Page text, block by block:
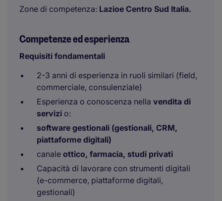
Zone di competenza: Lazioe Centro Sud Italia.
Competenze ed esperienza
Requisiti fondamentali
2-3 anni di esperienza in ruoli similari (field,
commerciale, consulenziale)
Esperienza o conoscenza nella vendita di
servizi o:
software gestionali (gestionali, CRM,
piattaforme digitali)
canale ottico, farmacia, studi privati
Capacità di lavorare con strumenti digitali
(e-commerce, piattaforme digitali,
gestionali)